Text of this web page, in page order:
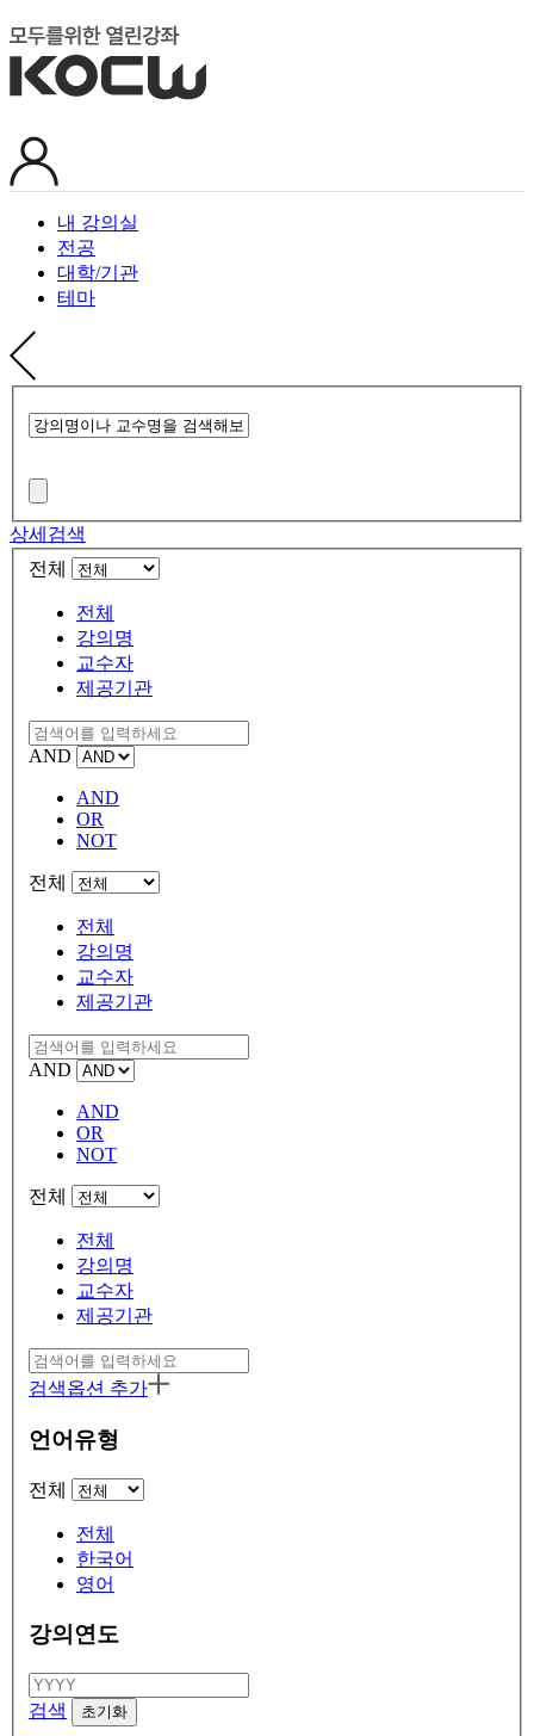
내 강의실
전공
대학/기관
테마
상세검색
전체
전체
강의명
교수자
제공기관
AND
AND
OR
NOT
전체
전체
강의명
교수자
제공기관
AND
AND
OR
NOT
전체
전체
강의명
교수자
제공기관
검색옵션 추가
언어유형
전체
전체
한국어
영어
강의연도
검색